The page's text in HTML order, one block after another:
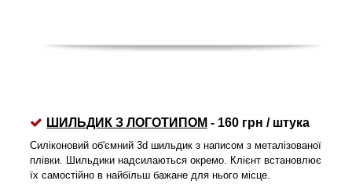
ШИЛЬДИК З ЛОГОТИПОМ - 160 грн / штука
Силіконовий об'ємний 3d шильдик з написом з металізованої
плівки. Шильдики надсилаються окремо. Клієнт встановлює
їх самостійно в найбільш бажане для нього місце.